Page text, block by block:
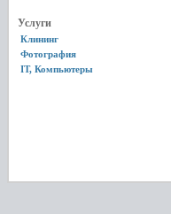
Услуги
Клининг
Фотография
IT, Компьютеры